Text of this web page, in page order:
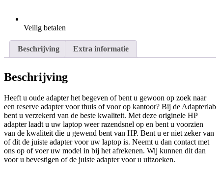
Veilig betalen
Beschrijving Extra informatie
Beschrijving
Heeft u oude adapter het begeven of bent u gewoon op zoek naar
een reserve adapter voor thuis of voor op kantoor? Bij de Adapterlab
bent u verzekerd van de beste kwaliteit. Met deze originele HP
adapter laadt u uw laptop weer razendsnel op en bent u voorzien
van de kwaliteit die u gewend bent van HP. Bent u er niet zeker van
of dit de juiste adapter voor uw laptop is. Neemt u dan contact met
ons op of voer uw model in bij het afrekenen. Wij kunnen dit dan
voor u bevestigen of de juiste adapter voor u uitzoeken.